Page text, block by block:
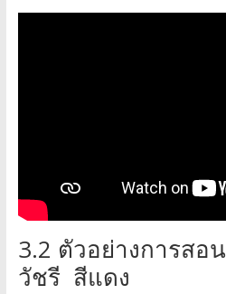
3.2 ตัวอย่างการสอ
วัชรี สีแดง